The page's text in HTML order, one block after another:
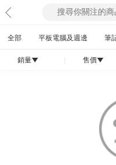
全部 平板電腦及週邊 筆
銷量󰄢 售價󰄢